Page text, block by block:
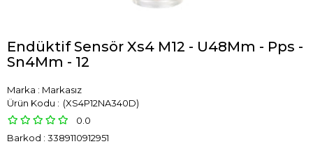
Endüktif Sensör Xs4 M12 - U48Mm - Pps -
Sn4Mm - 12
Marka : Markasız
(XS4P12NA340D)
0.0
Barkod : 3389110912951